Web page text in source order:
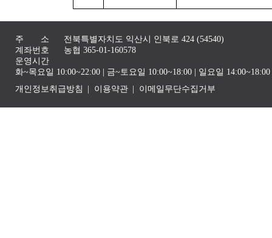
주 소
전북특별자치도 익산시 인북로 424 (54540)
계좌번호
농협 365-01-160578
운영시간
화~목요일 10:00~22:00 | 금~토요일 10:00~18:00 | 일요일
개인정보취급방침
이용약관 이메일무단수집거부